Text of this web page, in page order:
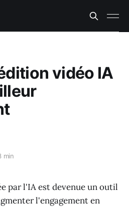
vidéo IA
min
par l'IA est devenue un outil
l'engagement en